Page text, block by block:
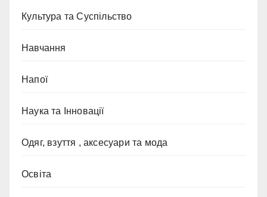
Культура та Суспільство
Навчання
Напої
Наука та Інновації
Одяг, взуття , аксесуари та мода
Освіта